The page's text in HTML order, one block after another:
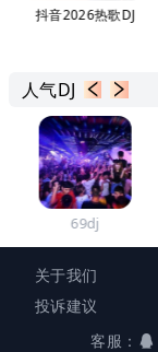
抖音2026热歌DJ
人气DJ
69dj
关于我们
投诉建议
客服：